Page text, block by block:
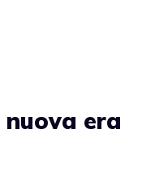
era